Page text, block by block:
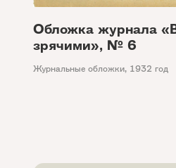
Обложка журнала
зрячими», № 6
Журнальные обложки, 1932 год